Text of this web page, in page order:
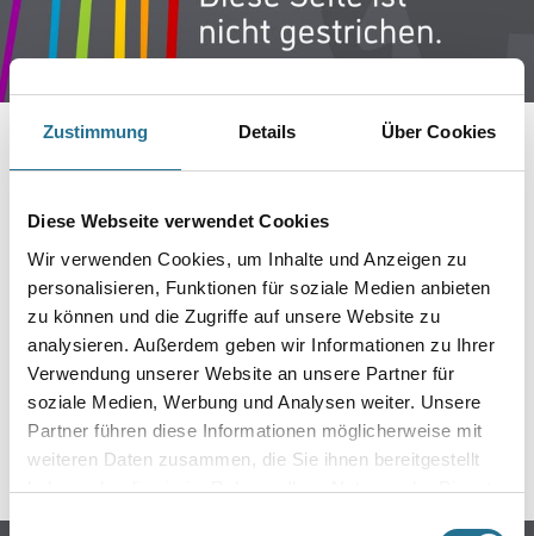
Zustimmung Details Über Cookies
Diese Webseite verwendet Cookies
Wir verwenden Cookies, um Inhalte und Anzeigen zu
personalisieren, Funktionen für soziale Medien anbieten
zu können und die Zugriffe auf unsere Website zu
analysieren. Außerdem geben wir Informationen zu Ihrer
Verwendung unserer Website an unsere Partner für
soziale Medien, Werbung und Analysen weiter. Unsere
Partner führen diese Informationen möglicherweise mit
weiteren Daten zusammen, die Sie ihnen bereitgestellt
haben oder die sie im Rahmen Ihrer Nutzung der Dienste
Einwilligungsauswahl
IST AUFGETRETEN
Keine Sorge, wir pinseln schon an der Lösung und
werden das Problem so schnell wie möglich beheben.
Erkunden Sie in der Zwischenzeit unseren Online-Shop
und lassen Sie sich inspirieren.
ZURÜCK ZUM ONLINE-SHOP